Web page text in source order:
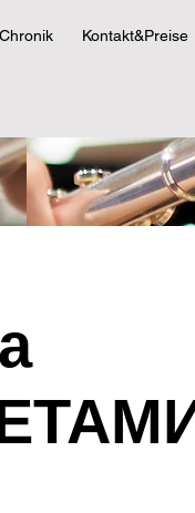
Chronik Kontakt&Preise